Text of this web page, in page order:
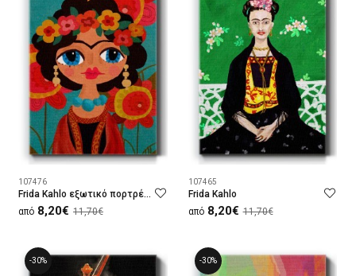
107476
Frida Kahlo εξωτικό πορτρέτο
από 8,20€ 11,70€
107465
Frida Kahlo
από 8,20€ 11,70€
-30% -30%